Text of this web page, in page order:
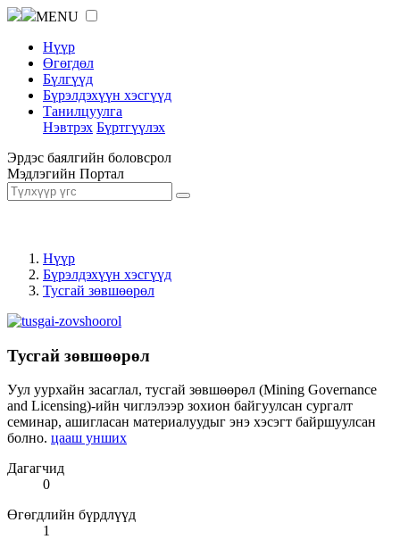
MENU
Нүүр
Өгөгдөл
Бүлгүүд
Бүрэлдэхүүн хэсгүүд
Танилцуулга
Нэвтрэх Бүртгүүлэх
Эрдэс баялгийн боловсрол
Мэдлэгийн Портал
Нүүр
Бүрэлдэхүүн хэсгүүд
Тусгай зөвшөөрөл
Тусгай зөвшөөрөл
Уул уурхайн засаглал, тусгай зөвшөөрөл (Mining Governance
and Licensing)-ийн чиглэлээр зохион байгуулсан сургалт
семинар, ашигласан материалуудыг энэ хэсэгт байршуулсан
болно. цааш унших
Дагагчид
0
Өгөгдлийн бүрдлүүд
1